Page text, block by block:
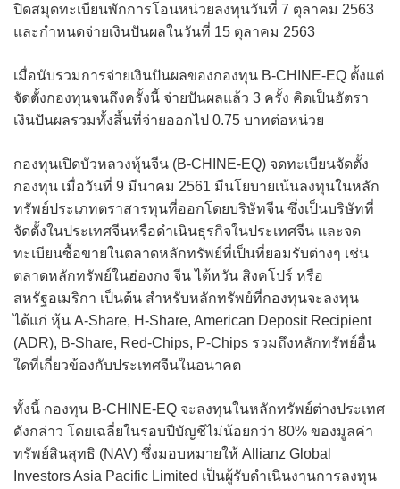
ปิดสมุดทะเบียนพักการโอนหน่วยลงทุนวันที่ 7 ตุลาคม 2563
และกำหนดจ่ายเงินปันผลในวันที่ 15 ตุลาคม 2563
เมื่อนับรวมการจ่ายเงินปันผลของกองทุน B-CHINE-EQ ตั้งแต่
จัดตั้งกองทุนจนถึงครั้งนี้ จ่ายปันผลแล้ว 3 ครั้ง คิดเป็นอัตรา
เงินปันผลรวมทั้งสิ้นที่จ่ายออกไป 0.75 บาทต่อหน่วย
กองทุนเปิดบัวหลวงหุ้นจีน (B-CHINE-EQ) จดทะเบียนจัดตั้ง
กองทุน เมื่อวันที่ 9 มีนาคม 2561 มีนโยบายเน้นลงทุนในหลัก
ทรัพย์ประเภทตราสารทุนที่ออกโดยบริษัทจีน ซึ่งเป็นบริษัทที่
จัดตั้งในประเทศจีนหรือดำเนินธุรกิจในประเทศจีน และจด
ทะเบียนซื้อขายในตลาดหลักทรัพย์ที่เป็นที่ยอมรับต่างๆ เช่น
ตลาดหลักทรัพย์ในฮ่องกง จีน ไต้หวัน สิงคโปร์ หรือ
สหรัฐอเมริกา เป็นต้น สำหรับหลักทรัพย์ที่กองทุนจะลงทุน
ได้แก่ หุ้น A-Share, H-Share, American Deposit Recipient
(ADR), B-Share, Red-Chips, P-Chips รวมถึงหลักทรัพย์อื่น
ใดที่เกี่ยวข้องกับประเทศจีนในอนาคต
ทั้งนี้ กองทุน B-CHINE-EQ จะลงทุนในหลักทรัพย์ต่างประเทศ
ดังกล่าว โดยเฉลี่ยในรอบปีบัญชีไม่น้อยกว่า 80% ของมูลค่า
ทรัพย์สินสุทธิ (NAV) ซึ่งมอบหมายให้ Allianz Global
Investors Asia Pacific Limited เป็นผู้รับดำเนินงานการลงทุน